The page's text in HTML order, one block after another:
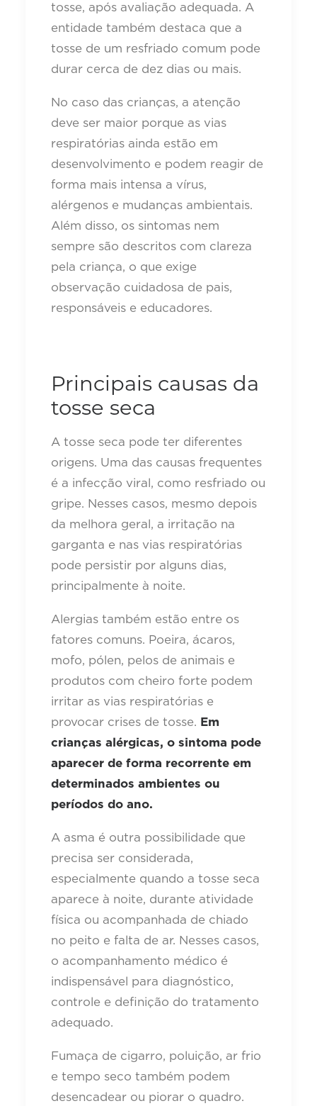
tosse, após avaliação adequada. A
entidade também destaca que a
tosse de um resfriado comum pode
durar cerca de dez dias ou mais.
No caso das crianças, a atenção
deve ser maior porque as vias
respiratórias ainda estão em
desenvolvimento e podem reagir de
forma mais intensa a vírus,
alérgenos e mudanças ambientais.
Além disso, os sintomas nem
sempre são descritos com clareza
pela criança, o que exige
observação cuidadosa de pais,
responsáveis e educadores.
Principais causas da
tosse seca
A tosse seca pode ter diferentes
origens. Uma das causas frequentes
é a infecção viral, como resfriado ou
gripe. Nesses casos, mesmo depois
da melhora geral, a irritação na
garganta e nas vias respiratórias
pode persistir por alguns dias,
principalmente à noite.
Alergias também estão entre os
fatores comuns. Poeira, ácaros,
mofo, pólen, pelos de animais e
produtos com cheiro forte podem
irritar as vias respiratórias e
provocar crises de tosse. Em
crianças alérgicas, o sintoma pode
aparecer de forma recorrente em
determinados ambientes ou
períodos do ano.
A asma é outra possibilidade que
precisa ser considerada,
especialmente quando a tosse seca
aparece à noite, durante atividade
física ou acompanhada de chiado
no peito e falta de ar. Nesses casos,
o acompanhamento médico é
indispensável para diagnóstico,
controle e definição do tratamento
adequado.
Fumaça de cigarro, poluição, ar frio
e tempo seco também podem
desencadear ou piorar o quadro.